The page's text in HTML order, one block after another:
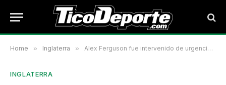
Home » Inglaterra » Alex Ferguson fue intervenido de urgencia por una hemorragia cerebral
INGLATERRA